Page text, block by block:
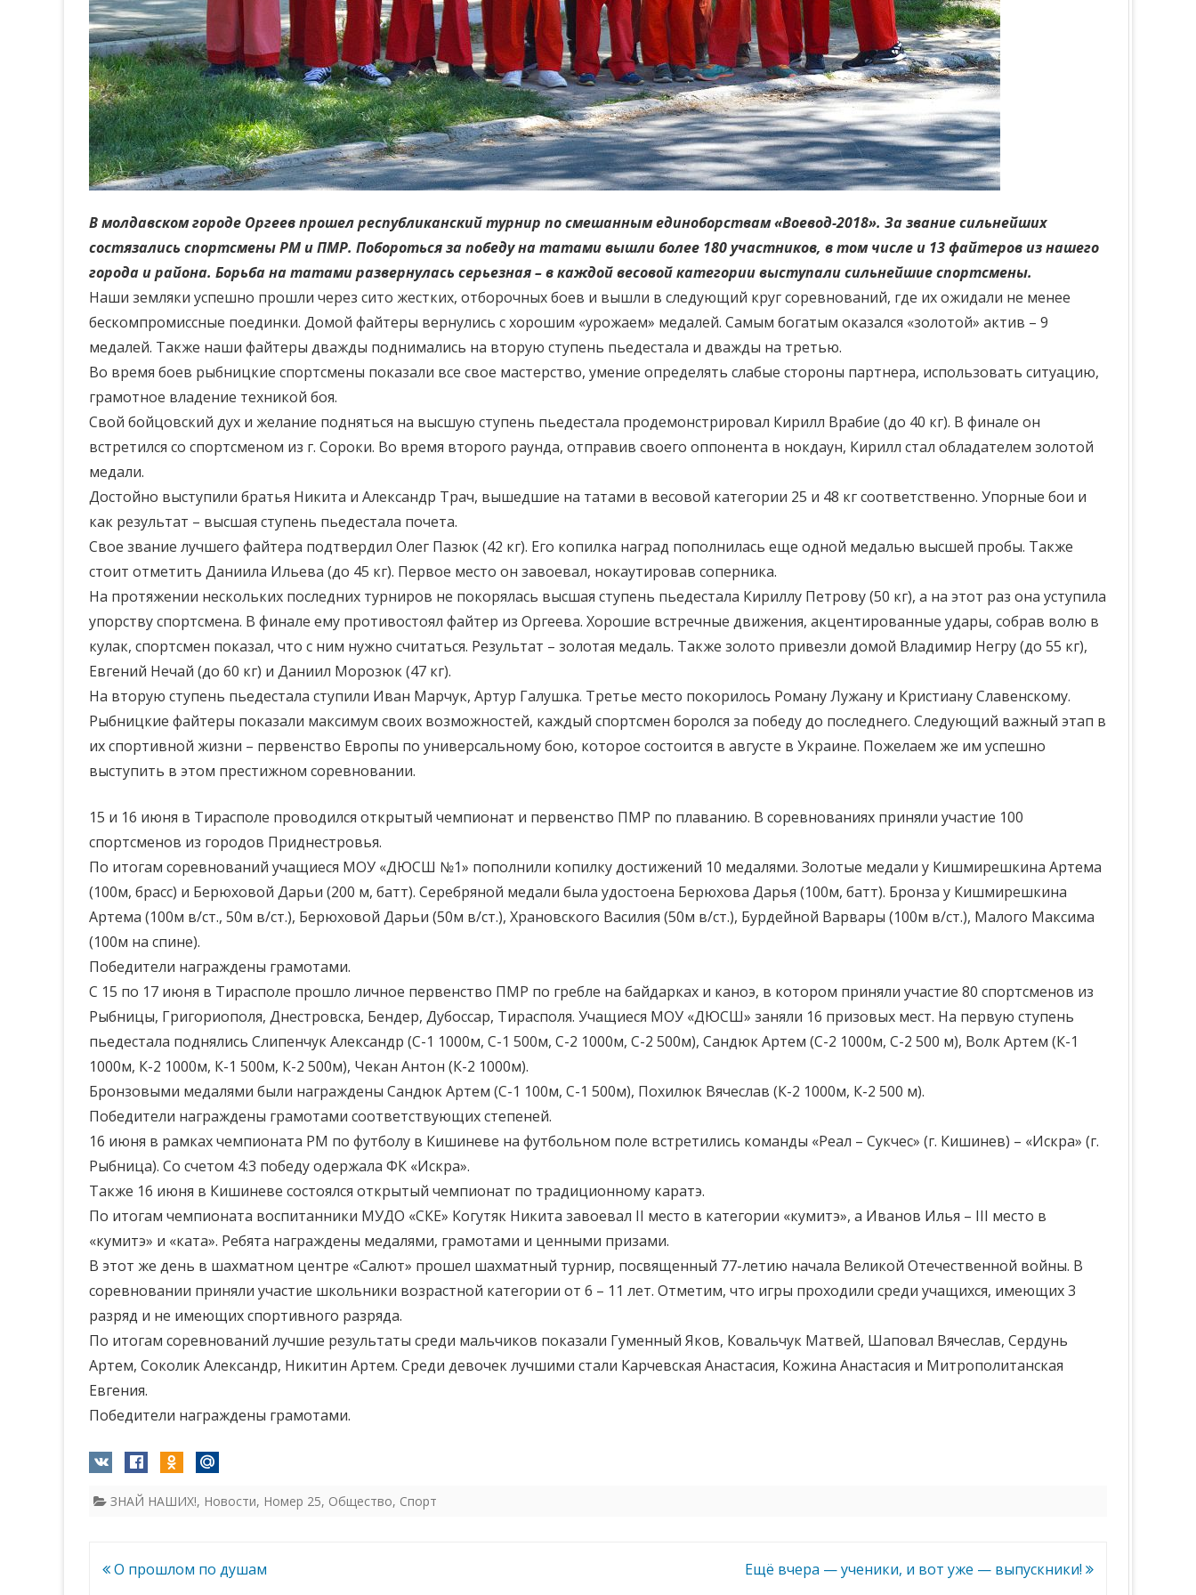
В молдавском городе Оргеев прошел республиканский турнир по смешанным единоборствам «Воевод-2018». За звание сильнейших
состязались спортсмены РМ и ПМР. Побороться за победу на татами вышли более 180 участников, в том числе и 13 файтеров из нашего
города и района. Борьба на татами развернулась серьезная – в каждой весовой категории выступали сильнейшие спортсмены.
Наши земляки успешно прошли через сито жестких, отборочных боев и вышли в следующий круг соревнований, где их ожидали не менее
бескомпромиссные поединки. Домой файтеры вернулись с хорошим «урожаем» медалей. Самым богатым оказался «золотой» актив – 9
медалей. Также наши файтеры дважды поднимались на вторую ступень пьедестала и дважды на третью.
Во время боев рыбницкие спортсмены показали все свое мастерство, умение определять слабые стороны партнера, использовать ситуацию,
грамотное владение техникой боя.
Свой бойцовский дух и желание подняться на высшую ступень пьедестала продемонстрировал Кирилл Врабие (до 40 кг). В финале он
встретился со спортсменом из г. Сороки. Во время второго раунда, отправив своего оппонента в нокдаун, Кирилл стал обладателем золотой
медали.
Достойно выступили братья Никита и Александр Трач, вышедшие на татами в весовой категории 25 и 48 кг соответственно. Упорные бои и
как результат – высшая ступень пьедестала почета.
Свое звание лучшего файтера подтвердил Олег Пазюк (42 кг). Его копилка наград пополнилась еще одной медалью высшей пробы. Также
стоит отметить Даниила Ильева (до 45 кг). Первое место он завоевал, нокаутировав соперника.
На протяжении нескольких последних турниров не покорялась высшая ступень пьедестала Кириллу Петрову (50 кг), а на этот раз она уступила
упорству спортсмена. В финале ему противостоял файтер из Оргеева. Хорошие встречные движения, акцентированные удары, собрав волю в
кулак, спортсмен показал, что с ним нужно считаться. Результат – золотая медаль. Также золото привезли домой Владимир Негру (до 55 кг),
Евгений Нечай (до 60 кг) и Даниил Морозюк (47 кг).
На вторую ступень пьедестала ступили Иван Марчук, Артур Галушка. Третье место покорилось Роману Лужану и Кристиану Славенскому.
Рыбницкие файтеры показали максимум своих возможностей, каждый спортсмен боролся за победу до последнего. Следующий важный этап в
их спортивной жизни – первенство Европы по универсальному бою, которое состоится в августе в Украине. Пожелаем же им успешно
выступить в этом престижном соревновании.
15 и 16 июня в Тирасполе проводился открытый чемпионат и первенство ПМР по плаванию. В соревнованиях приняли участие 100
спортсменов из городов Приднестровья.
По итогам соревнований учащиеся МОУ «ДЮСШ №1» пополнили копилку достижений 10 медалями. Золотые медали у Кишмирешкина Артема
(100м, брасс) и Берюховой Дарьи (200 м, батт). Серебряной медали была удостоена Берюхова Дарья (100м, батт). Бронза у Кишмирешкина
Артема (100м в/ст., 50м в/ст.), Берюховой Дарьи (50м в/ст.), Храновского Василия (50м в/ст.), Бурдейной Варвары (100м в/ст.), Малого Максима
(100м на спине).
Победители награждены грамотами.
С 15 по 17 июня в Тирасполе прошло личное первенство ПМР по гребле на байдарках и каноэ, в котором приняли участие 80 спортсменов из
Рыбницы, Григориополя, Днестровска, Бендер, Дубоссар, Тирасполя. Учащиеся МОУ «ДЮСШ» заняли 16 призовых мест. На первую ступень
пьедестала поднялись Слипенчук Александр (С-1 1000м, С-1 500м, С-2 1000м, С-2 500м), Сандюк Артем (С-2 1000м, С-2 500 м), Волк Артем (К-1
1000м, К-2 1000м, К-1 500м, К-2 500м), Чекан Антон (К-2 1000м).
Бронзовыми медалями были награждены Сандюк Артем (С-1 100м, С-1 500м), Похилюк Вячеслав (К-2 1000м, К-2 500 м).
Победители награждены грамотами соответствующих степеней.
16 июня в рамках чемпионата РМ по футболу в Кишиневе на футбольном поле встретились команды «Реал – Сукчес» (г. Кишинев) – «Искра» (г.
Рыбница). Со счетом 4:3 победу одержала ФК «Искра».
Также 16 июня в Кишиневе состоялся открытый чемпионат по традиционному каратэ.
По итогам чемпионата воспитанники МУДО «СКЕ» Когутяк Никита завоевал II место в категории «кумитэ», а Иванов Илья – III место в
«кумитэ» и «ката». Ребята награждены медалями, грамотами и ценными призами.
В этот же день в шахматном центре «Салют» прошел шахматный турнир, посвященный 77-летию начала Великой Отечественной войны. В
соревновании приняли участие школьники возрастной категории от 6 – 11 лет. Отметим, что игры проходили среди учащихся, имеющих 3
разряд и не имеющих спортивного разряда.
По итогам соревнований лучшие результаты среди мальчиков показали Гуменный Яков, Ковальчук Матвей, Шаповал Вячеслав, Сердунь
Артем, Соколик Александр, Никитин Артем. Среди девочек лучшими стали Карчевская Анастасия, Кожина Анастасия и Митрополитанская
Евгения.
Победители награждены грамотами.
ЗНАЙ НАШИХ!, Новости, Номер 25, Общество, Спорт
Навигация
О прошлом по душам Ещё вчера — ученики, и вот уже — выпускники!